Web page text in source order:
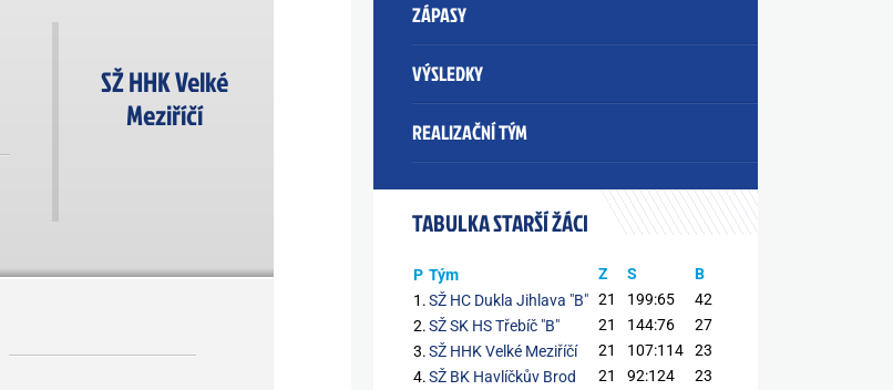
SŽ HHK Velké
Meziříčí
ZÁPASY
VÝSLEDKY
REALIZAČNÍ TÝM
TABULKA STARŠÍ ŽÁCI
P Tým Z S
B
1. SŽ HC Dukla Jihlava "B" 21 199:65
42
2. SŽ SK HS Třebíč "B" 21 144:76
27
3. SŽ HHK Velké Meziříčí 21 107:114
23
4. SŽ BK Havlíčkův Brod
21 92:124 23